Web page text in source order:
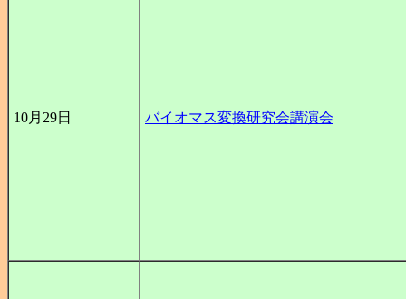
10月29日 バイオマス変換研究会講演会